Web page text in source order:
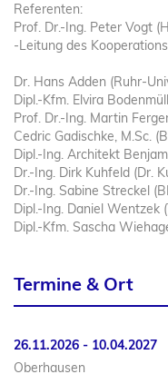
Referenten:
Prof. Dr.-Ing. Peter Vogt
-Leitung des
Dr. Hans Adden (Ruhr-
Dipl.-Kfm. Elvira
Prof. Dr.-Ing. Martin
Cedric Gadischke, M.Sc.
Dipl.-Ing. Architekt
Dr.-Ing. Dirk Kuhfeld (Dr.
Dr.-Ing. Sabine Streckel
Dipl.-Ing. Daniel Wentzek
Dipl.-Kfm. Sascha
Termine & Ort
26.11.2026 - 10.04.2027
Oberhausen